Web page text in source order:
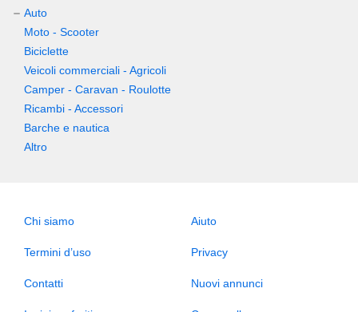
Auto
Moto - Scooter
Biciclette
Veicoli commerciali - Agricoli
Camper - Caravan - Roulotte
Ricambi - Accessori
Barche e nautica
Altro
Chi siamo Aiuto
Termini d’uso Privacy
Contatti Nuovi annunci